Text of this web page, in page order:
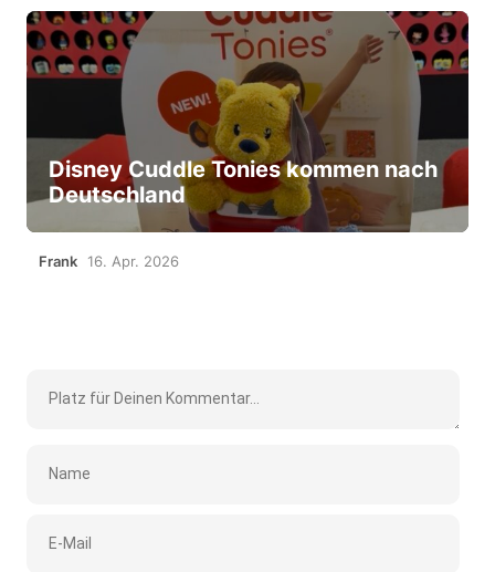
Disney Cuddle Tonies kommen nach
Deutschland
Frank 16. Apr. 2026